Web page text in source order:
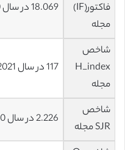
فاکتور(IF)
مجله
18.069 در سال 2020
شاخص
H_index
مجله
117 در سال 2021
شاخص
SJR مجله
2.226 در سال 2020